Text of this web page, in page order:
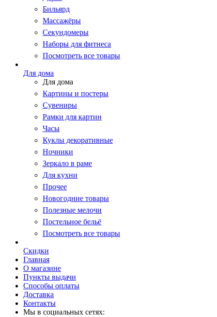
Бильярд
Массажёры
Секундомеры
Наборы для фитнеса
Посмотреть все товары
Для дома
Для дома
Картины и постеры
Сувениры
Рамки для картин
Часы
Куклы декоративные
Ночники
Зеркало в раме
Для кухни
Прочее
Новогодние товары
Полезные мелочи
Постельное бельё
Посмотреть все товары
Скидки
Главная
О магазине
Пункты выдачи
Способы оплаты
Доставка
Контакты
Мы в социальных сетях: